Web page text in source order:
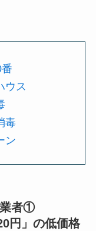
ウス
毒
ン
業者①
円」の低価格